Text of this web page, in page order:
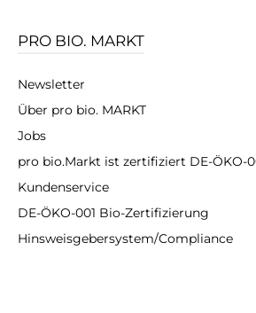
PRO BIO. MARKT
Newsletter
Über pro bio. MARKT
Jobs
pro bio.Markt ist zertifiziert DE-ÖKO-
Kundenservice
DE-ÖKO-001 Bio-Zertifizierung
Hinsweisgebersystem/Compliance